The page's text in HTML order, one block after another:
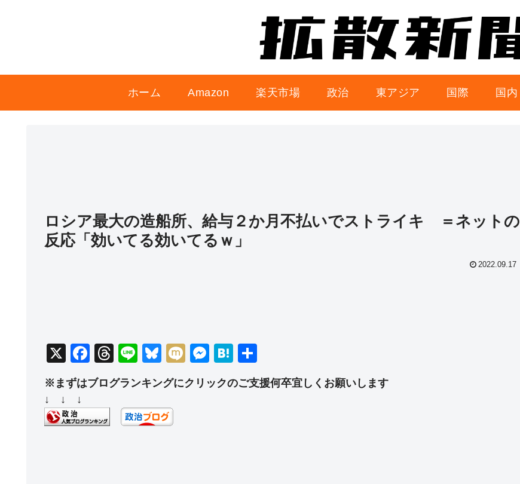
ホーム Amazon 楽天市場 政治 東アジア 国際 国内
ロシア最大の造船所、給与２か月不払いでストライキ ＝ネットの
反応「効いてる効いてるｗ」
2022.09.17
X
F
a
c
e
b
T
hr
e
a
d
Li
e
Bl
e
sk
y
M
M
ss
H
e
有
※まずはブログランキングにクリックのご支援何卒宜しくお願いします
↓ ↓ ↓